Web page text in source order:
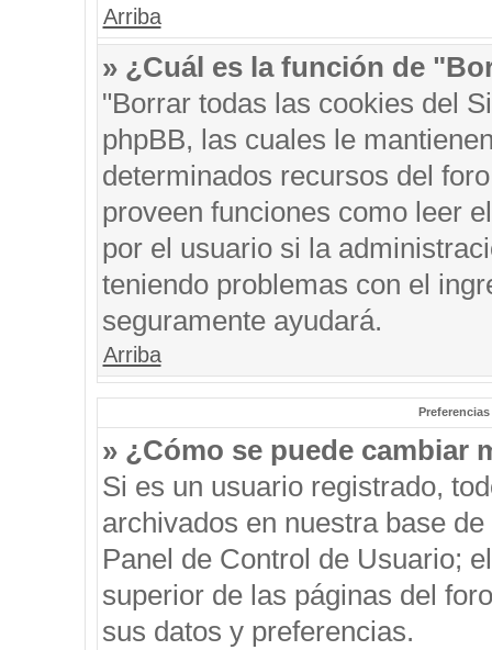
Arriba
» ¿Cuál es la función de
"Borrar todas las cookies del
phpBB, las cuales le
determinados recursos del
proveen funciones como leer
por el usuario si la
teniendo problemas con el
seguramente ayudará.
Arriba
» ¿Cómo se puede cambiar
Si es un usuario registrado,
archivados en nuestra base
Panel de Control de Usuario;
superior de las páginas del
sus datos y preferencias.